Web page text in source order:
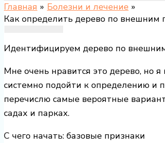
Главная
Болезни и лечение
Как определить дерево по внешним
Идентифицируем дерево по
Мне очень нравится это дерево, но
системно подойти к определению и
перечислю самые вероятные
садах и парках.
С чего начать: базовые признаки